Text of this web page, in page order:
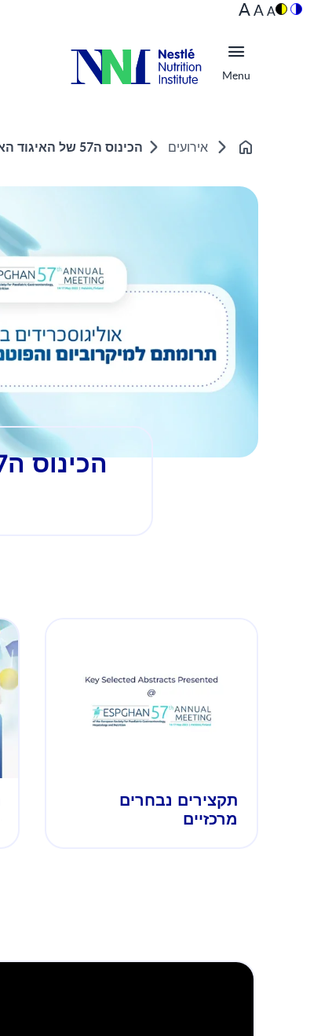
A
A
A
Menu
Home אירועים הכינוס ה57 של האיגוד האירופי למחלות עיכול, דרכי כבד ותזונה בילדים ESPGHAN) 2025)
תקצירים נבחרים
מרכזיים